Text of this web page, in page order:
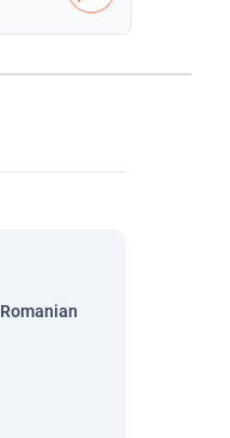
Romanian